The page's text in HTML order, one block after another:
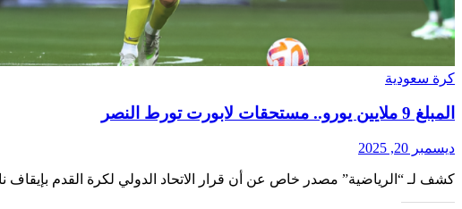
كرة سعودية
المبلغ 9 ملايين يورو.. مستحقات لابورت تورط النصر
ديسمبر 20, 2025
كشف لـ “الرياضية” مصدر خاص عن أن قرار الاتحاد الدولي لكرة القدم